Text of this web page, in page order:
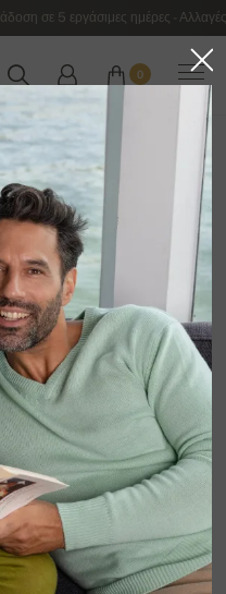
σε 5 εργάσιμες ημέρες -
0